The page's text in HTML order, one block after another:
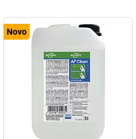
Novo